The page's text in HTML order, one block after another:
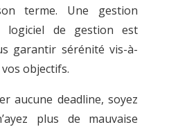
terme. Une gestion
logiciel de gestion est
garantir sérénité vis-à-
objectifs.
aucune deadline, soyez
plus de mauvaise